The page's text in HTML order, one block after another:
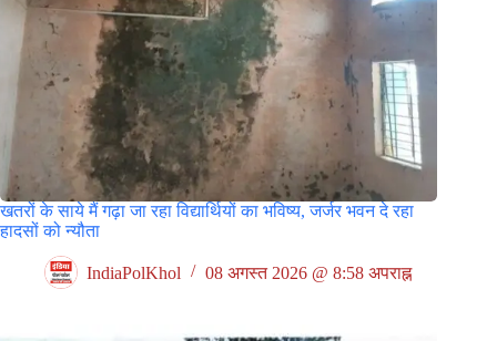
खतरों के साये मैं गढ़ा जा रहा विद्यार्थियों का भविष्य, जर्जर भवन दे रहा
हादसों को न्यौता
IndiaPolKhol 08 अगस्त 2026 @ 8:58 अपराह्न